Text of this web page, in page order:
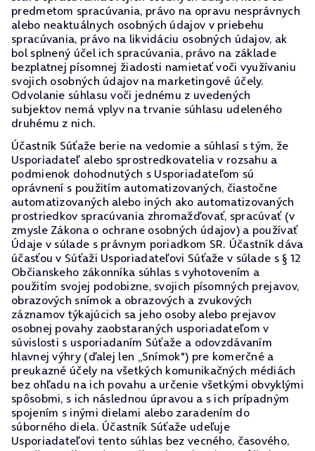
predmetom spracúvania, právo na opravu nesprávnych
alebo neaktuálnych osobných údajov v priebehu
spracúvania, právo na likvidáciu osobných údajov, ak
bol splnený účel ich spracúvania, právo na základe
bezplatnej písomnej žiadosti namietať voči využívaniu
svojich osobných údajov na marketingové účely.
Odvolanie súhlasu voči jednému z uvedených
subjektov nemá vplyv na trvanie súhlasu udeleného
druhému z nich.
Účastník Súťaže berie na vedomie a súhlasí s tým, že
Usporiadateľ alebo sprostredkovatelia v rozsahu a
podmienok dohodnutých s Usporiadateľom sú
oprávnení s použitím automatizovaných, čiastočne
automatizovaných alebo iných ako automatizovaných
prostriedkov spracúvania zhromažďovať, spracúvať (v
zmysle Zákona o ochrane osobných údajov) a používať
Údaje v súlade s právnym poriadkom SR. Účastník dáva
účasťou v Súťaži Usporiadateľovi Súťaže v súlade s § 12
Občianskeho zákonníka súhlas s vyhotovením a
použitím svojej podobizne, svojich písomných prejavov,
obrazových snímok a obrazových a zvukových
záznamov týkajúcich sa jeho osoby alebo prejavov
osobnej povahy zaobstaraných usporiadateľom v
súvislosti s usporiadaním Súťaže a odovzdávaním
hlavnej výhry (ďalej len „Snímok") pre komerčné a
preukazné účely na všetkých komunikačných médiách
bez ohľadu na ich povahu a určenie všetkými obvyklými
spôsobmi, s ich následnou úpravou a s ich prípadným
spojením s inými dielami alebo zaradením do
súborného diela. Účastník Súťaže udeľuje
Usporiadateľovi tento súhlas bez vecného, časového,